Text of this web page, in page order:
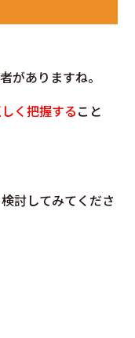
がありますね。
く把握すること
討してみてくださ